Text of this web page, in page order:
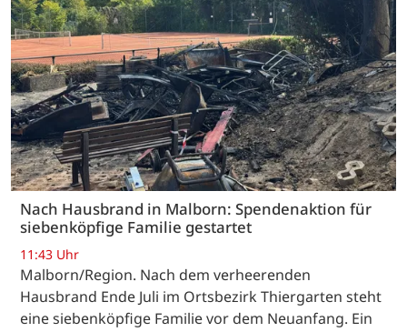
Nach Hausbrand in Malborn: Spendenaktion für
siebenköpfige Familie gestartet
11:43 Uhr
Malborn/Region. Nach dem verheerenden
Hausbrand Ende Juli im Ortsbezirk Thiergarten steht
eine siebenköpfige Familie vor dem Neuanfang. Ein